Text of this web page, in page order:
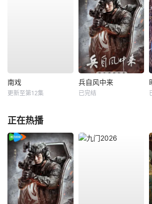
南戏
更新至第12集
兵自风中来
已完结
正在热播